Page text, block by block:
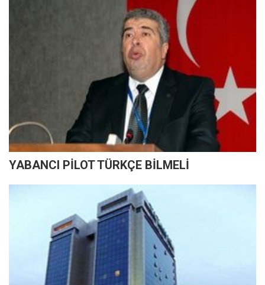
YABANCI PİLOT TÜRKÇE BİLMELİ